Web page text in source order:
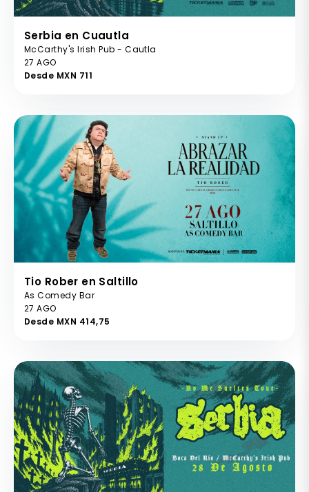
Serbia en Cuautla
McCarthy's Irish Pub - Cautla
27 AGO
Desde MXN 711
Tio Rober en Saltillo
As Comedy Bar
27 AGO
Desde MXN 414,75